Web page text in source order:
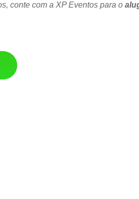
conte com a XP Eventos para o